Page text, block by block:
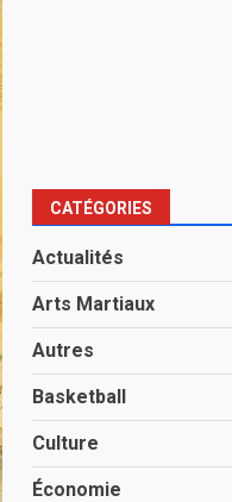
CATÉGORIES
Actualités
Arts Martiaux
Autres
Basketball
Culture
Économie